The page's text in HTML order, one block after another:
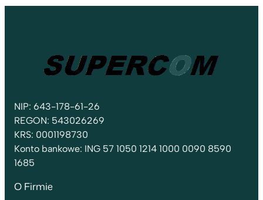
NIP: 643-178-61-26
REGON: 543026269
KRS: 0001198730
Konto bankowe: ING 57 1050 1214 1000 0090 8590
1685
O Firmie